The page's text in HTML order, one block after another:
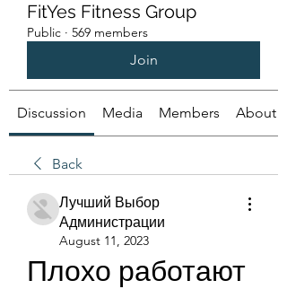
FitYes Fitness Group
Public · 569 members
Join
Discussion Media Members About
Back
Лучший Выбор
Администрации
August 11, 2023
Плохо работают